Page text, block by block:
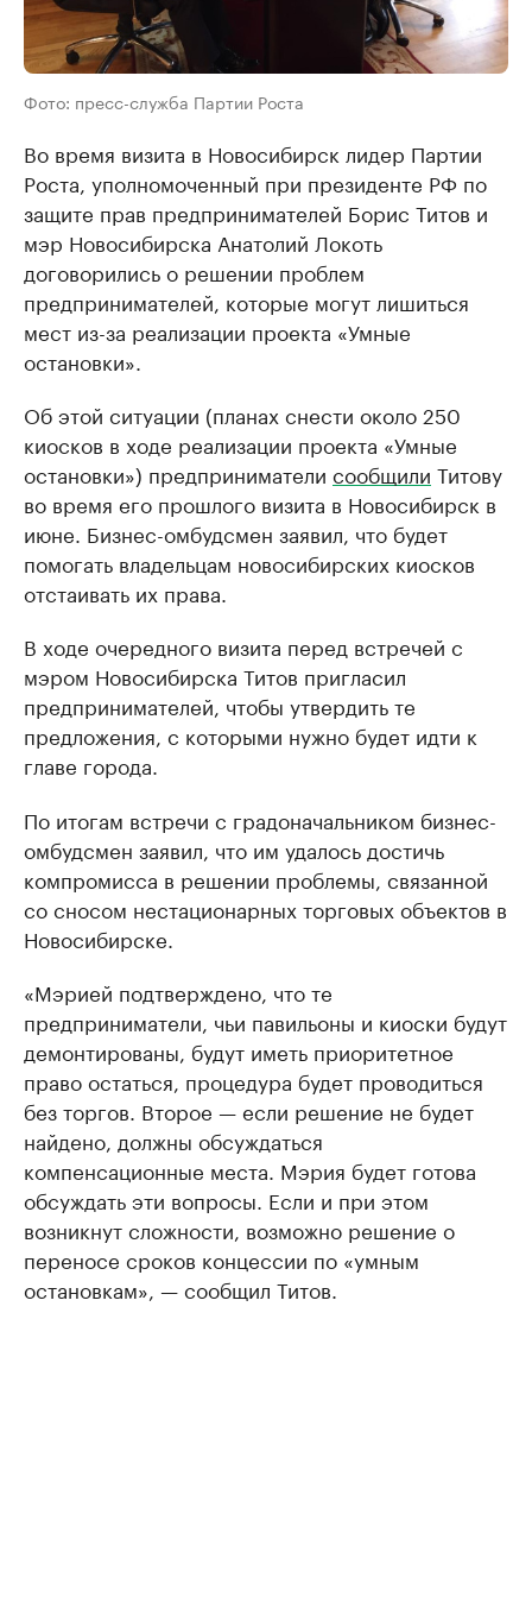
Фото: пресс-служба Партии Роста
Во время визита в Новосибирск лидер Партии
Роста, уполномоченный при президенте РФ по
защите прав предпринимателей Борис Титов и
мэр Новосибирска Анатолий Локоть
договорились о решении проблем
предпринимателей, которые могут лишиться
мест из-за реализации проекта «Умные
остановки».
Об этой ситуации (планах снести около 250
киосков в ходе реализации проекта «Умные
остановки») предприниматели сообщили Титову
во время его прошлого визита в Новосибирск в
июне. Бизнес-омбудсмен заявил, что будет
помогать владельцам новосибирских киосков
отстаивать их права.
В ходе очередного визита перед встречей с
мэром Новосибирска Титов пригласил
предпринимателей, чтобы утвердить те
предложения, с которыми нужно будет идти к
главе города.
По итогам встречи с градоначальником бизнес-
омбудсмен заявил, что им удалось достичь
компромисса в решении проблемы, связанной
со сносом нестационарных торговых объектов в
Новосибирске.
«Мэрией подтверждено, что те
предприниматели, чьи павильоны и киоски будут
демонтированы, будут иметь приоритетное
право остаться, процедура будет проводиться
без торгов. Второе — если решение не будет
найдено, должны обсуждаться
компенсационные места. Мэрия будет готова
обсуждать эти вопросы. Если и при этом
возникнут сложности, возможно решение о
переносе сроков концессии по «умным
остановкам», — сообщил Титов.